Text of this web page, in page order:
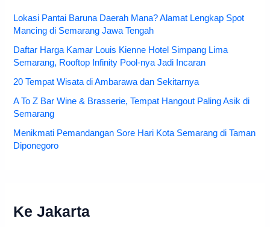
Lokasi Pantai Baruna Daerah Mana? Alamat Lengkap Spot
Mancing di Semarang Jawa Tengah
Daftar Harga Kamar Louis Kienne Hotel Simpang Lima
Semarang, Rooftop Infinity Pool-nya Jadi Incaran
20 Tempat Wisata di Ambarawa dan Sekitarnya
A To Z Bar Wine & Brasserie, Tempat Hangout Paling Asik di
Semarang
Menikmati Pemandangan Sore Hari Kota Semarang di Taman
Diponegoro
Ke Jakarta